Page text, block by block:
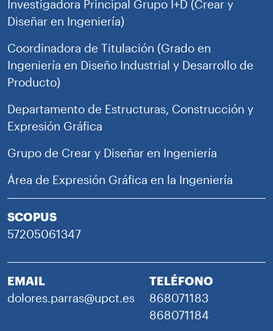
Investigadora Principal Grupo I+D (Crear y
Diseñar en Ingeniería)
Coordinadora de Titulación (Grado en
Ingeniería en Diseño Industrial y Desarrollo de
Producto)
Departamento de Estructuras, Construcción y
Expresión Gráfica
Grupo de Crear y Diseñar en Ingeniería
Área de Expresión Gráfica en la Ingeniería
SCOPUS
57205061347
EMAIL
dolores.parras@upct.es
TELÉFONO
868071183
868071184